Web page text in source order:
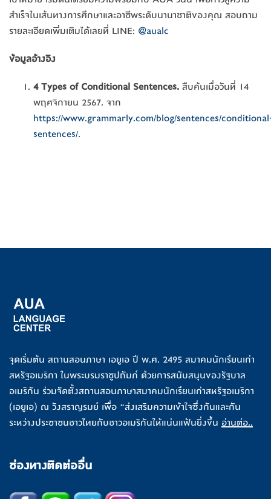
สำเร็จในเส้นทางการศึกษาและอาชีพระดับนานาชาติของคุณ สอบถาม
รายละเอียดเพิ่มเติมได้เลยที่ LINE: @aualc
ข้อมูลอ้างอิง
4 Types of Conditional Sentences. สืบค้นเมื่อวันที่ 14
พฤศจิกายน 2567. จาก
https://www.grammarly.com/blog/sentences/
sentences/.
จุดเริ่มต้น สถานสอนภาษา เอยูเอ ปี พ.ศ. 2495 สมาคมนักเรียนเก่า
สหรัฐอเมริกา ในพระบรมราชูปถัมภ์ ด้วยการสนับสนุนของรัฐบาล
อเมริกัน ร่วมจัดตั้งสถานสอนภาษาสมาคมนักเรียนเก่าสหรัฐอเมริกา
(เอยูเอ) ณ วังสราญรมย์ เพื่อ “ส่งเสริมความเข้าใจซึ่งกันและกัน
ระหว่างประชาชนชาวไทยกับชาวอเมริกันให้แน่นแฟ้นยิ่งขึ้น อ่านต่อ..
ช่องทางติดต่ออื่น